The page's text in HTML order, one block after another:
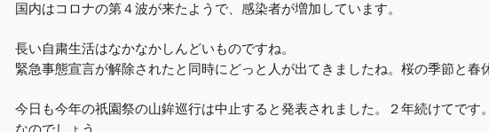
国内はコロナの第４波が来たようで、感染者が増加しています。
長い自粛生活はなかなかしんどいものですね。
緊急事態宣言が解除されたと同時にどっと人が出てきましたね。桜の季節と春
今日も今年の祇園祭の山鉾巡行は中止すると発表されました。２年続けてです
なのでしょう。